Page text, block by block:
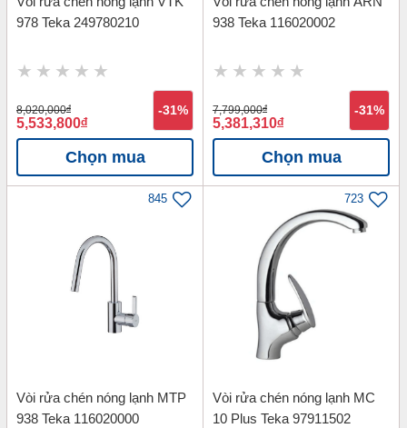
978 Teka 249780210
8,020,000đ
5,533,800đ
-31%
Chọn mua
938 Teka 116020002
7,799,000đ
5,381,310đ
-31%
Chọn mua
845
Vòi rửa chén nóng lạnh MTP
938 Teka 116020000
723
Vòi rửa chén nóng lạnh MC
10 Plus Teka 97911502